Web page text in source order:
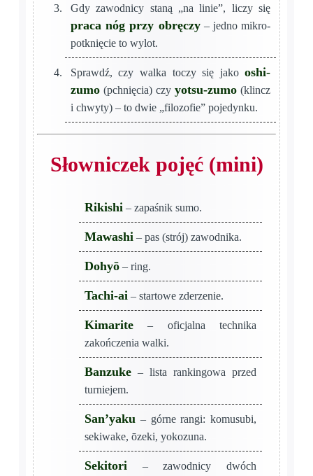
Gdy zawodnicy staną „na linie”, liczy się
praca nóg przy obręczy– jedno mikro-
potknięcie to wylot.
Sprawdź, czy walka toczy się jakooshi-
zumo(pchnięcia) czyyotsu-zumo (klincz
i chwyty) – to dwie „filozofie” pojedynku.
Słowniczek pojęć (mini)
Rikishi – zapaśnik sumo.
Mawashi – pas (strój) zawodnika.
Dohyō– ring.
Tachi-ai – startowe zderzenie.
Kimarite– oficjalna technika
zakończenia walki.
Banzuke– lista rankingowa przed
turniejem.
San’yaku – górne rangi: komusubi,
sekiwake, ōzeki, yokozuna.
Sekitori – zawodnicy dwóch